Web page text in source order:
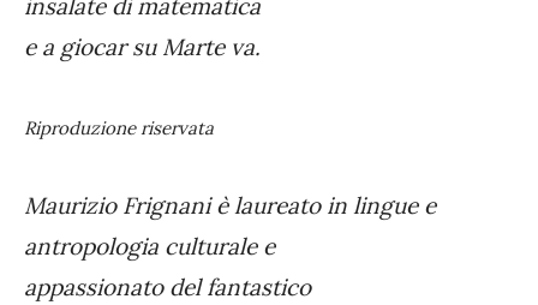
insalate di matematica
e a giocar su Marte va.
Riproduzione riservata
Maurizio Frignani è laureato in lingue e
antropologia culturale e
appassionato del fantastico